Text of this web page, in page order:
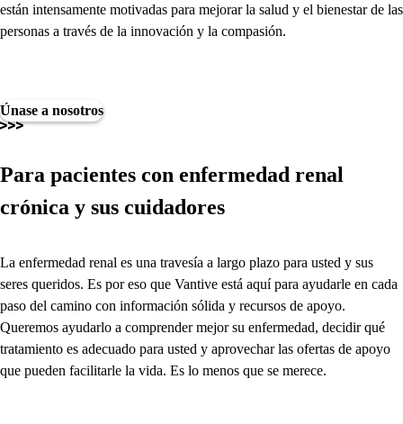
están intensamente motivadas para mejorar la salud y el bienestar de las
personas a través de la innovación y la compasión.
Únase a nosotros
Para pacientes con enfermedad renal
crónica y sus cuidadores
La enfermedad renal es una travesía a largo plazo para usted y sus
seres queridos. Es por eso que Vantive está aquí para ayudarle en cada
paso del camino con información sólida y recursos de apoyo.
Queremos ayudarlo a comprender mejor su enfermedad, decidir qué
tratamiento es adecuado para usted y aprovechar las ofertas de apoyo
que pueden facilitarle la vida. Es lo menos que se merece.